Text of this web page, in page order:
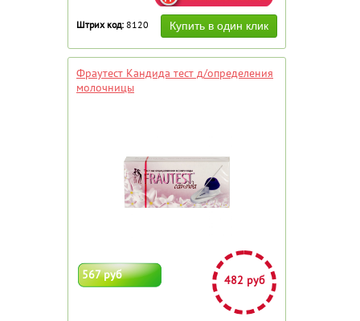
Штрих код: 8120
Фраутест Кандида тест д/определения
молочницы
567 руб 482 руб